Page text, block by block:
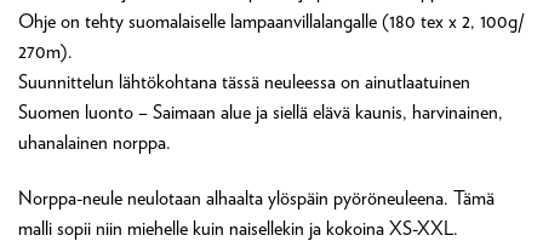
Ohje on tehty suomalaiselle lampaanvillalangalle (180 tex x 2, 100g/
270m).
Suunnittelun lähtökohtana tässä neuleessa on ainutlaatuinen
Suomen luonto – Saimaan alue ja siellä elävä kaunis, harvinainen,
uhanalainen norppa.
Norppa-neule neulotaan alhaalta ylöspäin pyöröneuleena. Tämä
malli sopii niin miehelle kuin naisellekin ja kokoina XS-XXL.